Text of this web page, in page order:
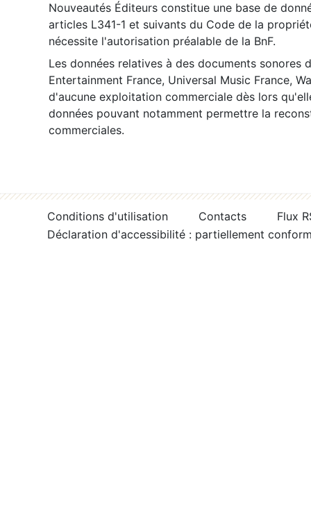
Nouveautés Éditeurs constitue une base de
articles L341-1 et suivants du Code de la
nécessite l'autorisation préalable de la BnF.
Les données relatives à des documents sonores
Entertainment France, Universal Music France,
d'aucune exploitation commerciale dès lors
données pouvant notamment permettre la
commerciales.
Conditions d'utilisation Contacts
Flux
Déclaration d'accessibilité : partiellement